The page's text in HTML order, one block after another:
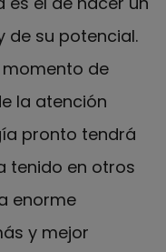
de su potencial.
momento de
la atención
pronto tendrá
tenido en otros
enorme
y mejor